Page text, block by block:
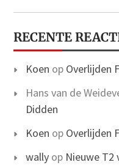
RECENTE
Koen op Overlijden
Hans van de
Didden
Koen op Overlijden
wallyop Nieuwe T2